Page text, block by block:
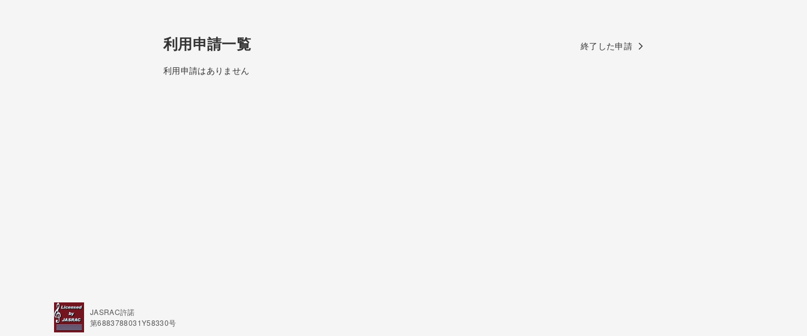
利用申請一覧 終了した申請
利用申請はありません
JASRAC許諾
第6883788031Y58330号